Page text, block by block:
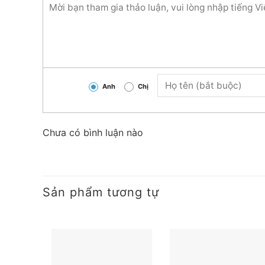
Anh Chị
Chưa có bình luận nào
Sản phẩm tương tự